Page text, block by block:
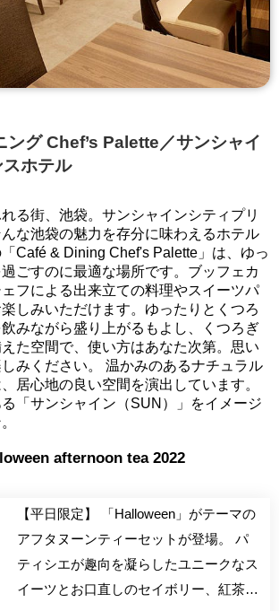
ング Chef’s Palette／サンシャイ
ホテル
る街、池袋。サンシャインシティプリ
な池袋の魅力を存分に味わえるホテル
Café & Dining Chef's Palette」は、ゆっ
ごすのに最適な場所です。ブッフェカ
フによる出来立ての料理やスイーツパ
しみいただけます。ゆったりとくつろ
みながら盛り上がるもよし、くつろぎ
た空間で、使い方はあなた次第。思い
みください。 温かみのあるナチュラル
居心地の良い空間を演出しています。
「サンシャイン（SUN）」をイメージ
afternoon tea 2022
【平日限定】 「Halloween」がテーマの
アフタヌーンティーセットが登場。 パ
ティシエが趣向を凝らしたユニークなス
イーツとお口直しのセイボリー、紅茶の